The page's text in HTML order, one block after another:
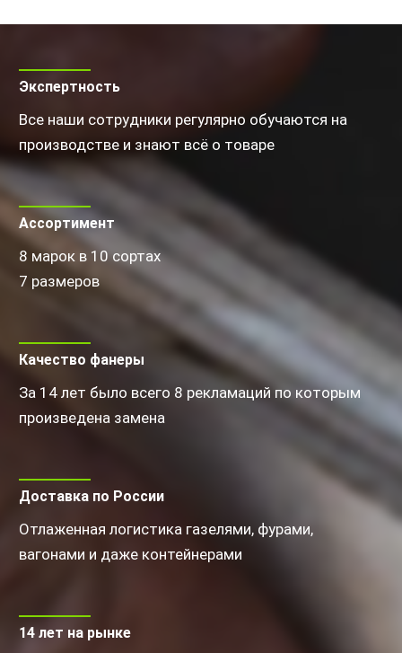
Экспертность
Все наши сотрудники регулярно обучаются на
производстве и знают всё о товаре
Ассортимент
8 марок в 10 сортах
7 размеров
Качество фанеры
За 14 лет было всего 8 рекламаций по которым
произведена замена
Доставка по России
Отлаженная логистика газелями, фурами,
вагонами и даже контейнерами
14 лет на рынке